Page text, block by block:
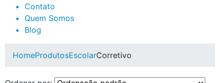
Contato
Quem Somos
Blog
HomeProdutosEscolarCorretivo